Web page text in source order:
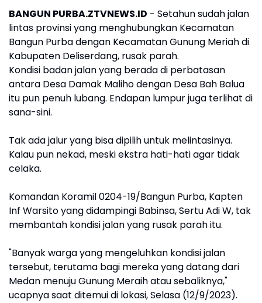
BANGUN PURBA.ZTVNEWS.ID - Setahun sudah jalan
lintas provinsi yang menghubungkan Kecamatan
Bangun Purba dengan Kecamatan Gunung Meriah di
Kabupaten Deliserdang, rusak parah.
Kondisi badan jalan yang berada di perbatasan
antara Desa Damak Maliho dengan Desa Bah Balua
itu pun penuh lubang. Endapan lumpur juga terlihat di
sana-sini.
Tak ada jalur yang bisa dipilih untuk melintasinya.
Kalau pun nekad, meski ekstra hati-hati agar tidak
celaka.
Komandan Koramil 0204-19/Bangun Purba, Kapten
Inf Warsito yang didampingi Babinsa, Sertu Adi W, tak
membantah kondisi jalan yang rusak parah itu.
"Banyak warga yang mengeluhkan kondisi jalan
tersebut, terutama bagi mereka yang datang dari
Medan menuju Gunung Meraih atau sebaliknya,"
ucapnya saat ditemui di lokasi, Selasa (12/9/2023).